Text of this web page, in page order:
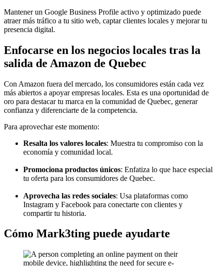
Mantener un Google Business Profile activo y optimizado puede
atraer más tráfico a tu sitio web, captar clientes locales y mejorar tu
presencia digital.
Enfocarse en los negocios locales tras la
salida de Amazon de Quebec
Con Amazon fuera del mercado, los consumidores están cada vez
más abiertos a apoyar empresas locales. Esta es una oportunidad de
oro para destacar tu marca en la comunidad de Quebec, generar
confianza y diferenciarte de la competencia.
Para aprovechar este momento:
Resalta los valores locales: Muestra tu compromiso con la
economía y comunidad local.
Promociona productos únicos: Enfatiza lo que hace especial
tu oferta para los consumidores de Quebec.
Aprovecha las redes sociales: Usa plataformas como
Instagram y Facebook para conectarte con clientes y
compartir tu historia.
Cómo Mark3ting puede ayudarte